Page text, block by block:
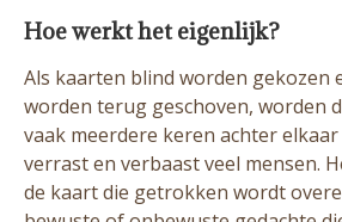
Hoe werkt het eigenlijk?
Als kaarten blind worden gekozen
worden terug geschoven, worden
vaak meerdere keren achter
verrast en verbaast veel mensen.
de kaart die getrokken wordt